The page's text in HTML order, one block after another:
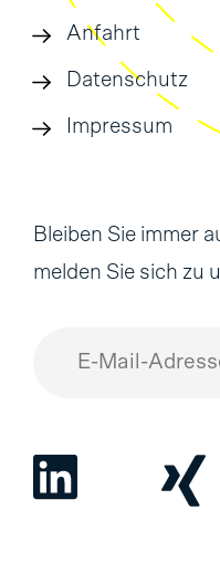
Anfahrt
Datenschutz
Impressum
Bleiben Sie immer
melden Sie sich zu